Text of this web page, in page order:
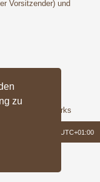
zu
Vorsitzender) und
Disclaimer
Q-MEX Networks
UTC+01:00
Limited